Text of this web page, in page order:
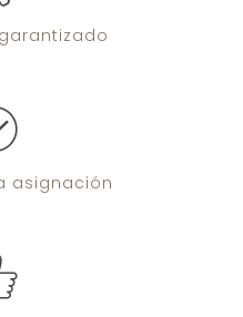
garantizado
asignación